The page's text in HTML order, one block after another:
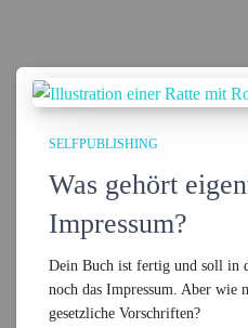
SELFPUBLISHING
Was gehört
Impressum?
Dein Buch ist fertig und soll in
noch das Impressum. Aber wie
gesetzliche Vorschriften?